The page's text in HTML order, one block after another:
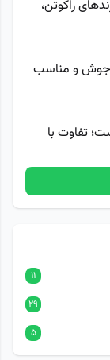
راکوتن،
و مناسب
تفاوت با
11
29
5